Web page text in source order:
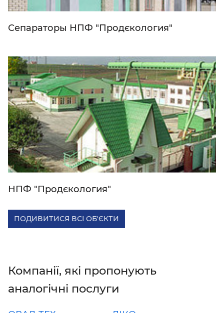
Сепараторы НПФ "Продєкология"
НПФ "Продєкология"
ПОДИВИТИСЯ ВСІ ОБ'ЄКТИ
Компанії, які пропонують
аналогічні послуги